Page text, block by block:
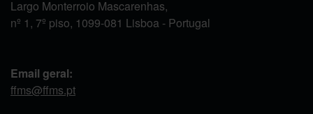
Largo Monterroio Mascarenhas,
nº 1, 7º piso, 1099-081 Lisboa - Portugal
Email geral:
ffms@ffms.pt